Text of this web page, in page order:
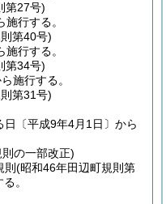
第27号)
行する。
第40号)
行する。
第34号)
施行する。
第31号)
〔平成9年4月1日〕から
の一部改正)
(昭和46年田辺町規則第
。